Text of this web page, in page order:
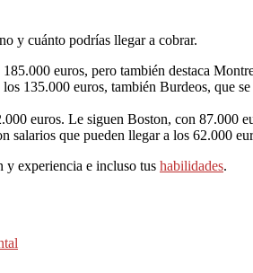
y cuánto podrías llegar a cobrar.
euros, pero también destaca
135.000 euros, también Burdeos, que
euros. Le siguen Boston, con 87.000
salarios que pueden llegar a los 62.000
y experiencia e incluso tus habilidades.